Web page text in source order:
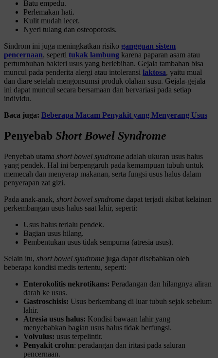
Batu empedu.
Perlemakan hati.
Kulit mudah lecet.
Nyeri tulang dan osteoporosis.
Sindrom ini juga meningkatkan risiko gangguan sistem
pencernaan, seperti tukak lambung karena paparan asam atau
pertumbuhan bakteri usus yang berlebihan. Gejala tambahan bisa
muncul pada penderita alergi atau intoleransi laktosa, yaitu mual
dan diare setelah mengonsumsi produk olahan susu. Gejala-gejala
ini dapat muncul secara bersamaan dan bervariasi pada setiap
individu.
Baca juga: Beberapa Macam Penyakit yang Menyerang Usus
Penyebab Short Bowel Syndrome
Penyebab utama short bowel syndrome adalah ukuran usus halus
yang pendek. Hal ini berpengaruh pada kemampuan tubuh untuk
memecah dan menyerap makanan, serta fungsi usus halus dalam
penyerapan zat gizi.
Pada anak-anak, short bowel syndrome dapat terjadi akibat kelainan
perkembangan usus halus saat lahir, seperti:
Usus halus terlalu pendek.
Bagian usus hilang.
Pembentukan usus tidak sempurna (atresia usus).
Selain itu, short bowel syndrome juga dapat disebabkan oleh
beberapa kondisi medis tertentu, seperti:
Enterokolitis nekrotikans: Peradangan dan hilangnya aliran
darah ke usus.
Gastroschisis: Usus berkembang di luar tubuh sejak sebelum
lahir.
Atresia usus halus: Kondisi bawaan lahir yang
menyebabkan bagian usus halus tidak berfungsi.
Volvulus: usus terpelintir.
Penyakit crohn: peradangan dan iritasi pada saluran
pencernaan.